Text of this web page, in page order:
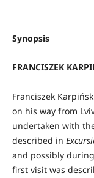
Synopsis
FRANCISZEK
Franciszek
on his way from
undertaken with
described in
and possibly
first visit was